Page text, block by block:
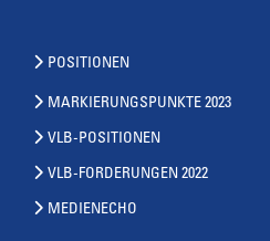
POSITIONEN
MARKIERUNGSPUNKTE 2023
VLB-POSITIONEN
VLB-FORDERUNGEN 2022
MEDIENECHO